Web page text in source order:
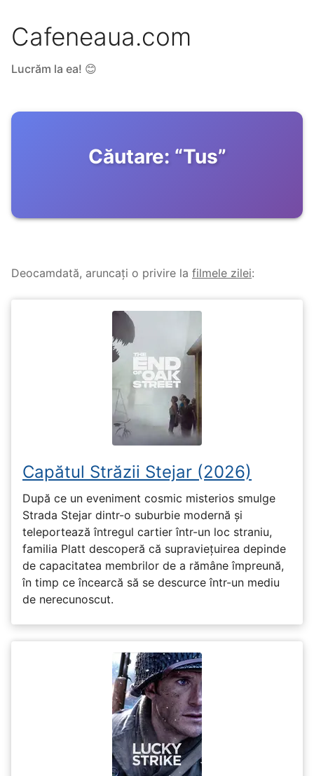
Cafeneaua.com
Lucrăm la ea! 😊
Căutare: “Tus”
Deocamdată, aruncați o privire la filmele zilei:
Capătul Străzii Stejar (2026)
După ce un eveniment cosmic misterios smulge
Strada Stejar dintr-o suburbie modernă și
teleportează întregul cartier într-un loc straniu,
familia Platt descoperă că supraviețuirea depinde
de capacitatea membrilor de a rămâne împreună,
în timp ce încearcă să se descurce într-un mediu
de nerecunoscut.